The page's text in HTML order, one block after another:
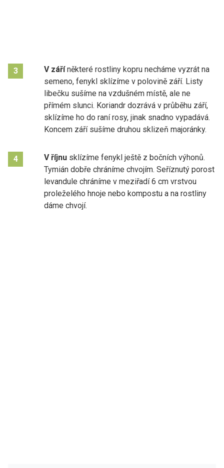
3 V záříněkteré rostliny kopru necháme vyzrát na
semeno, fenykl sklízíme v polovině září. Listy
libečku sušíme na vzdušném místě, ale ne
přímém slunci. Koriandr dozrává v průběhu září,
sklízíme ho do raní rosy, jinak snadno vypadává.
Koncem září sušíme druhou sklizeň majoránky.
4 V říjnu sklízíme fenykl ještě z bočních výhonů.
Tymián dobře chráníme chvojím. Seříznutý porost
levandule chráníme v meziřadí 6 cm vrstvou
proleželého hnoje nebo kompostu a na rostliny
dáme chvojí.